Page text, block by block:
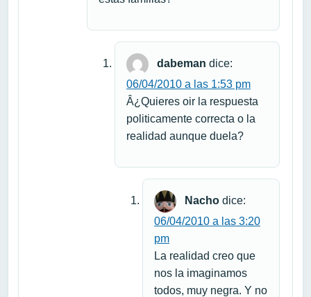
dabeman dice:
06/04/2010 a las 1:53 pm
Â¿Quieres oir la respuesta
politicamente correcta o la
realidad aunque duela?
Nacho dice:
06/04/2010 a las 3:20
pm
La realidad creo que
nos la imaginamos
todos, muy negra. Y no